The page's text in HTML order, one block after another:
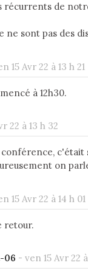
récurrents de
ne sont pas des
15 Avr 22 à 13 h 21
à 12h30.
22 à 13 h 32
c'était
on
15 Avr 22 à 14 h 01
retour.
06 - ven 15 Avr 22 à